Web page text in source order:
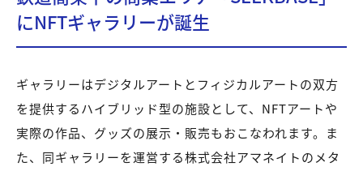
にNFTギャラリーが誕生
ギャラリーはデジタルアートとフィジカルアートの双方
を提供するハイブリッド型の施設として、NFTアートや
実際の作品、グッズの展示・販売もおこなわれます。ま
た、同ギャラリーを運営する株式会社アマネイトのメタ